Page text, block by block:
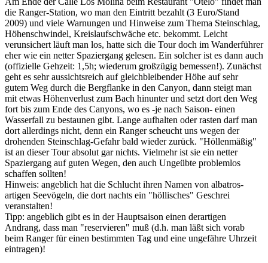
die Ranger-Station, wo man den Eintritt bezahlt (3 Euro/Stand
2009) und viele Warnungen und Hinweise zum Thema Steinschlag,
Höhenschwindel, Kreislaufschwäche etc. bekommt. Leicht
verunsichert läuft man los, hatte sich die Tour doch im Wanderführer
eher wie ein netter Spaziergang gelesen. Ein solcher ist es dann auch
(offizielle Gehzeit: 1,5h; wiederum großzügig bemessen!). Zunächst
geht es sehr aussichtsreich auf gleichbleibender Höhe auf sehr
gutem Weg durch die Bergflanke in den Canyon, dann steigt man
mit etwas Höhenverlust zum Bach hinunter und setzt dort den Weg
fort bis zum Ende des Canyons, wo es -je nach Saison- einen
Wasserfall zu bestaunen gibt. Lange aufhalten oder rasten darf man
dort allerdings nicht, denn ein Ranger scheucht uns wegen der
drohenden Steinschlag-Gefahr bald wieder zurück. "Höllenmäßig"
ist an dieser Tour absolut gar nichts. Vielmehr ist sie ein netter
Spaziergang auf guten Wegen, den auch Ungeübte problemlos
schaffen sollten!
Hinweis: angeblich hat die Schlucht ihren Namen von albatros-
artigen Seevögeln, die dort nachts ein "höllisches" Geschrei
veranstalten!
Tipp: angeblich gibt es in der Hauptsaison einen derartigen
Andrang, dass man "reservieren" muß (d.h. man läßt sich vorab
beim Ranger für einen bestimmten Tag und eine ungefähre Uhrzeit
eintragen)!